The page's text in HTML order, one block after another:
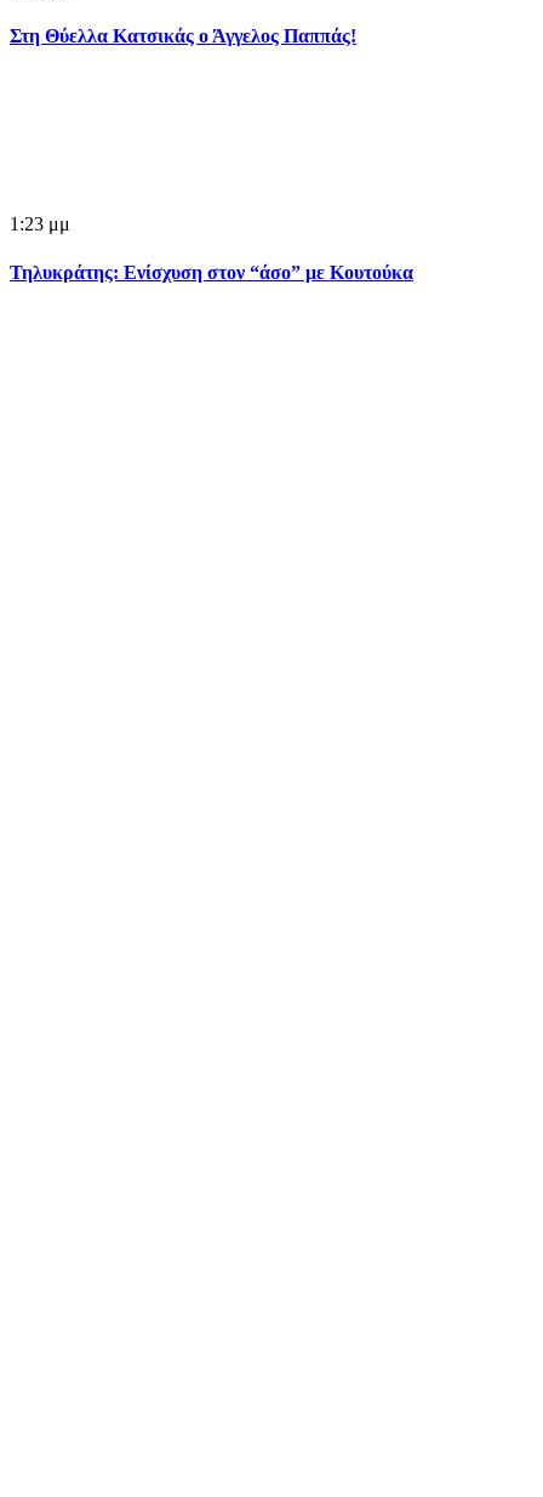
Στη Θύελλα Κατσικάς ο Άγγελος Παππάς!
1:23 μμ
Τηλυκράτης: Ενίσχυση στον “άσο” με Κουτούκα